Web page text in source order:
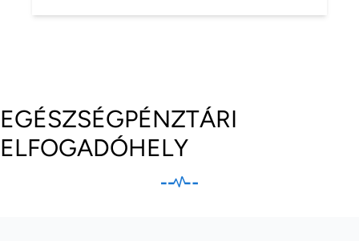
EGÉSZSÉGPÉNZTÁRI
ELFOGADÓHELY